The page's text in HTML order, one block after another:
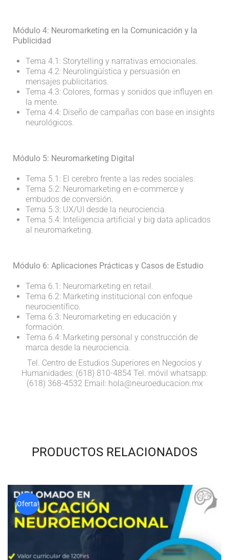
Módulo 4: Neuromarketing en la Comunicación y la
Publicidad
Tema 4.1: Storytelling y narrativas emocionales.
Tema 4.2: Neurolingüística y persuasión en
mensajes publicitarios.
Tema 4.3: Colores, formas y sonidos que influyen en
la mente.
Tema 4.4: Diseño de campañas con base en insights
neurológicos.
Módulo 5: Neuromarketing Digital
Tema 5.1: El cerebro frente a las redes sociales.
Tema 5.2: Neuromarketing en e-commerce y
embudos de conversión.
Tema 5.3: UX/UI desde la neurociencia.
Tema 5.4: Inteligencia artificial y big data aplicados
al neuromarketing.
Módulo 6: Aplicaciones Prácticas y Casos de Estudio
Tema 6.1: Neuromarketing en retail.
Tema 6.2: Marketing institucional con enfoque
neurocientífico.
Tema 6.3: Neuromarketing en educación y
formación.
Tema 6.4: Marketing personal y construcción de
marca desde la neurociencia.
Tel. Centro de Estudios Superiores en Negocios y
Humanidades: (618) 810-4854 Tel. móvil whatsapp:
(618) 368-4532 Email: hola@neuroeducacion.mx
PRODUCTOS RELACIONADOS
¡Oferta!